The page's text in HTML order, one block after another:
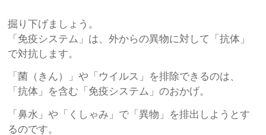
掘り下げましょう。
「免疫システム」は、外からの異物に対して「抗体」
で対抗します。
「菌（きん）」や「ウイルス」を排除できるのは、
「抗体」を含む「免疫システム」のおかげ。
「鼻水」や「くしゃみ」で「異物」を排出しようとす
るのです。